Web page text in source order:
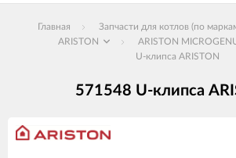
Главная
Запчасти для котлов (по
ARISTON
ARISTON
U-клипса ARISTON
571548 U-клипса
Изображения